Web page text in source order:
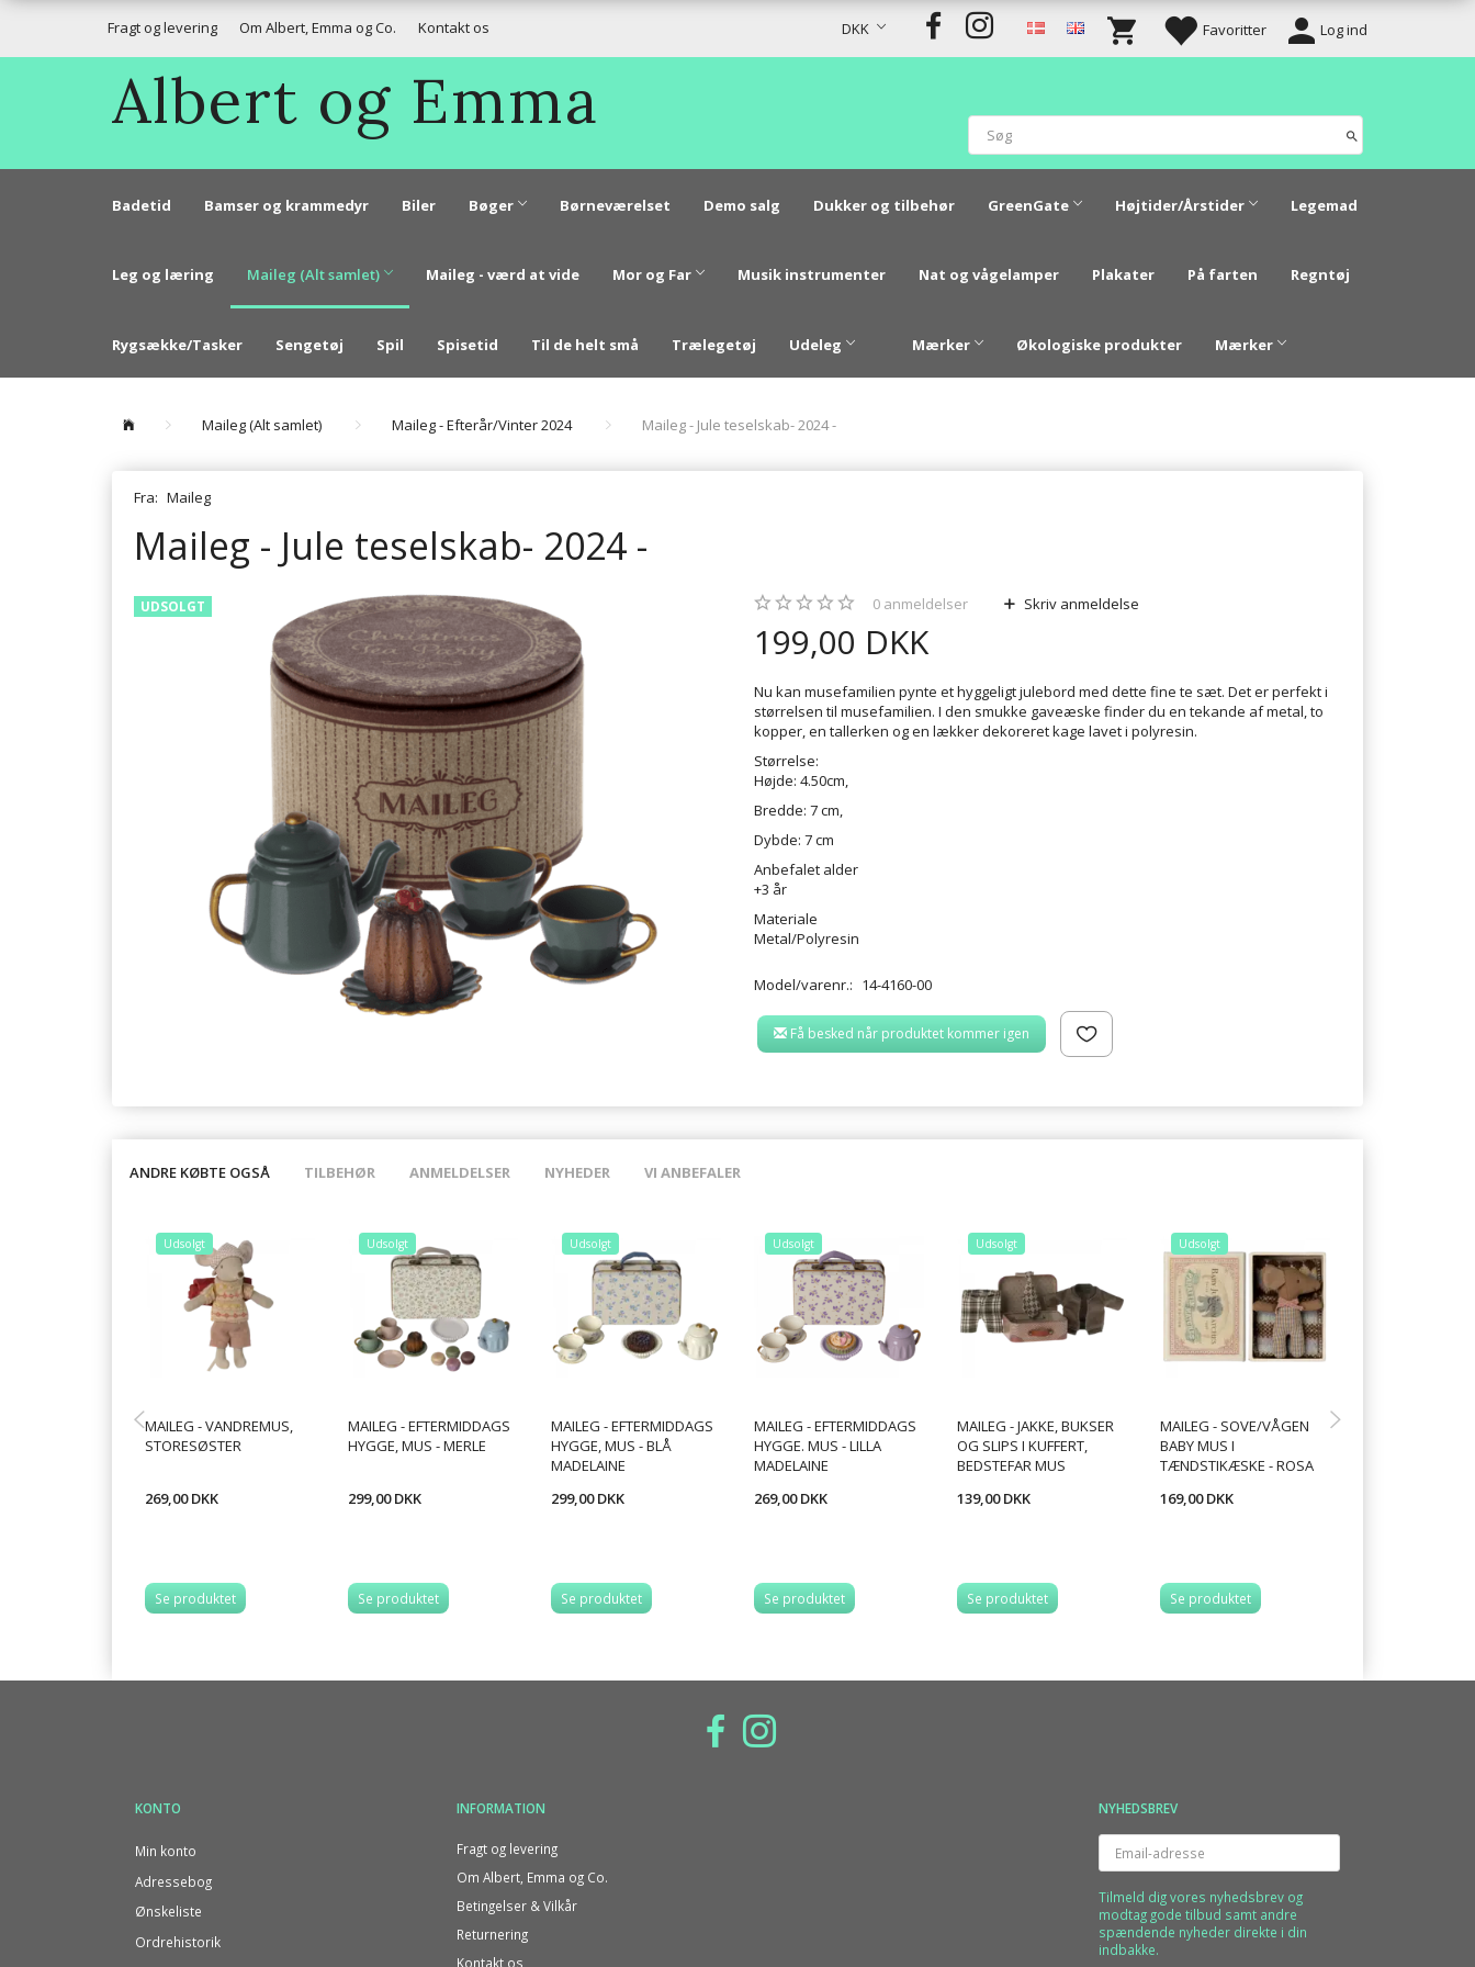
Favoritter Log ind
DKK
Fragt og levering Om Albert, Emma og Co. Kontakt os
Albert og Emma
Badetid Bamser og krammedyr Biler Bøger Børneværelset Demo salg Dukker og tilbehør GreenGate Højtider/Årstider Legemad
Leg og læring Maileg (Alt samlet) Maileg - værd at vide Mor og Far Musik instrumenter Nat og vågelamper Plakater På farten Regntøj
Rygsække/Tasker Sengetøj Spil Spisetid Til de helt små Trælegetøj Udeleg Mærker Økologiske produkter Mærker
Maileg (Alt samlet) Maileg - Efterår/Vinter 2024 Maileg - Jule teselskab- 2024 -
Fra: Maileg
Maileg - Jule teselskab- 2024 -
UDSOLGT 0 anmeldelser Skriv anmeldelse
199,00 DKK
Nu kan musefamilien pynte et hyggeligt julebord med dette fine te sæt. Det er perfekt i
størrelsen til musefamilien. I den smukke gaveæske finder du en tekande af metal, to
kopper, en tallerken og en lækker dekoreret kage lavet i polyresin.
Størrelse:
Højde: 4.50cm,
Bredde: 7 cm,
Dybde: 7 cm
Anbefalet alder
+3 år
Materiale
Metal/Polyresin
Model/varenr.: 14-4160-00
Få besked når produktet kommer igen
ANDRE KØBTE OGSÅ TILBEHØR ANMELDELSER NYHEDER VI ANBEFALER
Udsolgt
MAILEG - VANDREMUS,
STORESØSTER
269,00 DKK
Se produktet
Udsolgt
MAILEG - EFTERMIDDAGS
HYGGE, MUS - MERLE
299,00 DKK
Se produktet
Udsolgt
MAILEG - EFTERMIDDAGS
HYGGE, MUS - BLÅ
MADELAINE
299,00 DKK
Se produktet
Udsolgt
MAILEG - EFTERMIDDAGS
HYGGE. MUS - LILLA
MADELAINE
269,00 DKK
Se produktet
Udsolgt
MAILEG - JAKKE, BUKSER
OG SLIPS I KUFFERT,
BEDSTEFAR MUS
139,00 DKK
Se produktet
Udsolgt
MAILEG - SOVE/VÅGEN
BABY MUS I
TÆNDSTIKÆSKE - ROSA
169,00 DKK
Se produktet
KONTO
Min konto
Adressebog
Ønskeliste
Ordrehistorik
INFORMATION
Fragt og levering
Om Albert, Emma og Co.
Betingelser & Vilkår
Returnering
Kontakt os
NYHEDSBREV
Email-
adresse
Tilmeld dig vores nyhedsbrev og
modtag gode tilbud samt andre
spændende nyheder direkte i din
indbakke.